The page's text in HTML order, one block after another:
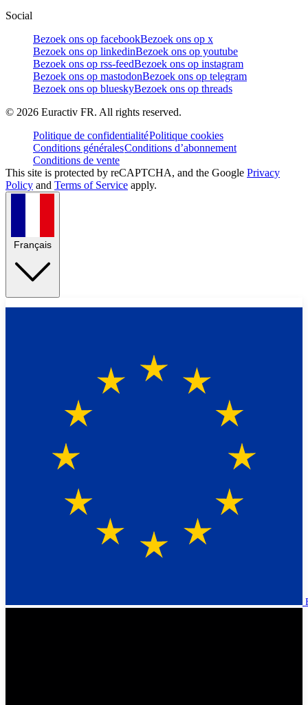
Social
Bezoek ons op facebookBezoek ons op x
Bezoek ons op linkedinBezoek ons op youtube
Bezoek ons op rss-feedBezoek ons op instagram
Bezoek ons op mastodonBezoek ons op telegram
Bezoek ons op blueskyBezoek ons op threads
© 2026 Euractiv FR. All rights reserved.
Politique de confidentialitéPolitique cookies
Conditions généralesConditions d’abonnement
Conditions de vente
This site is protected by reCAPTCHA, and the Google Privacy
Policy and Terms of Service apply.
Français